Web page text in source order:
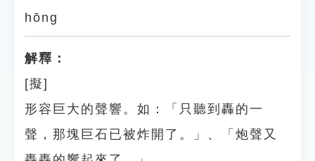
hōng
解釋：
[擬]
形容巨大的聲響。如：「只聽到轟的一
聲，那塊巨石已被炸開了。」、「炮聲又